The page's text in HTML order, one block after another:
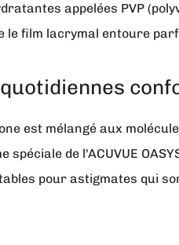
appelées PVP
le film lacrymal entoure
est mélangé aux
spéciale de l'ACUVUE
pour astigmates qui